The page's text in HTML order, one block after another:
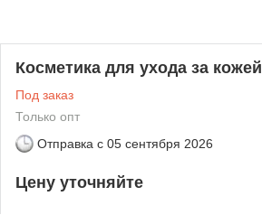
Косметика для ухода за кожей
Под заказ
Только опт
Отправка с 05 сентября 2026
Цену уточняйте